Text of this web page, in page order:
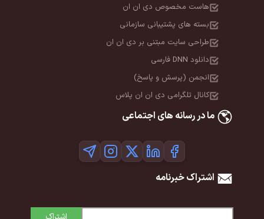
هاست مخصوص دی ان ان
بسته های پشتیبانی سازمانی
طراحی سایت مبتنی بر دی ان ان
دانلود DNN فارسی
انجمن (پرسش و پاسخ)
کانال تلگرامی دی ان ان پلاس
ما در رسانه های اجتماعی
اشتراک خبرنامه